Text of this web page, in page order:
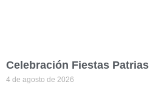
Celebración Fiestas Patrias
4 de agosto de 2026